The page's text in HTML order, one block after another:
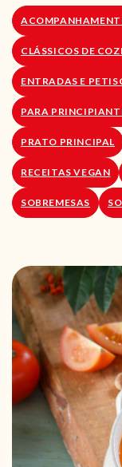
CLÁSSICOS DE
ENTRADAS E
PARA
PRATO PRINCIPAL
RECEITAS VEGAN
SOBREMESAS